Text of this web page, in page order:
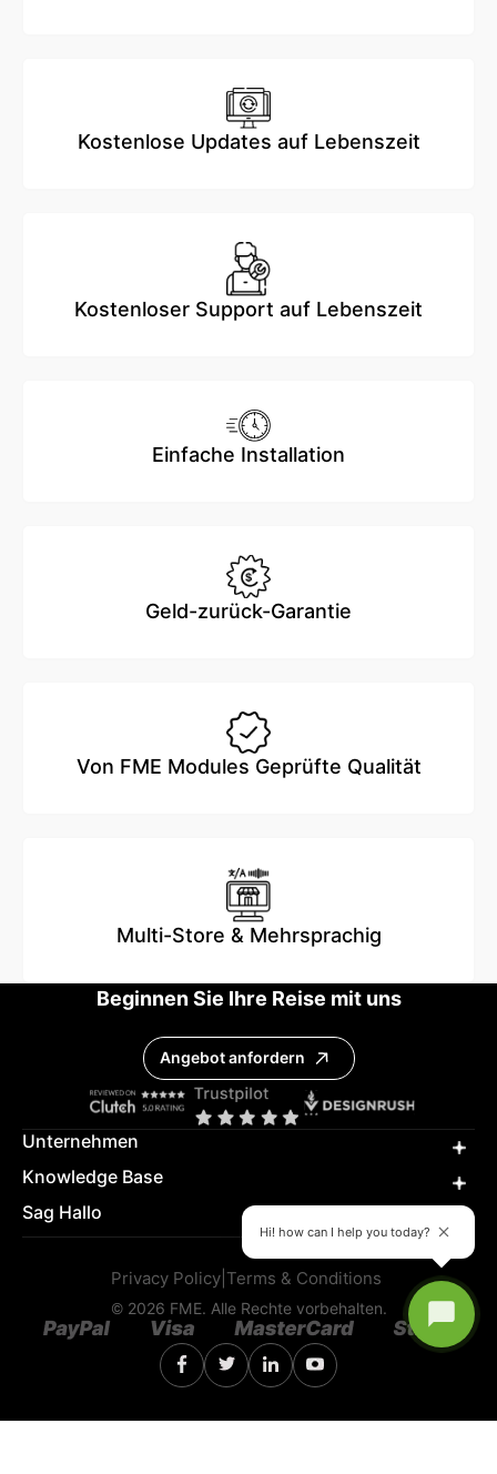
Kostenlose Updates auf Lebenszeit
Kostenloser Support auf Lebenszeit
Einfache Installation
Geld-zurück-Garantie
Von FME Modules Geprüfte Qualität
Multi-Store & Mehrsprachig
Beginnen Sie Ihre Reise mit uns
Angebot anfordern
Unternehmen
Knowledge Base
Sag Hallo
Hi! how can I help you today?
Privacy Policy| Terms & Conditions
© 2026 FME. Alle Rechte vorbehalten.